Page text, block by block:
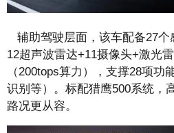
辅助驾驶层面，该车配备27个
12超声波雷达+11摄像头+激光
（200tops算力），支撑28项功
识别等）。标配猎鹰500系统，
路况更从容。